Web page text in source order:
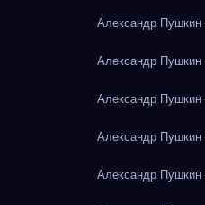
Александр
Александр
Александр
Александр
Александр